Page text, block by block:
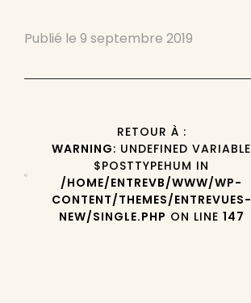
Publié le 9 septembre 2019
RETOUR À :
WARNING: UNDEFINED VARIABLE
$POSTTYPEHUM IN
/HOME/ENTREVB/WWW/WP-
CONTENT/THEMES/ENTREVUES-
NEW/SINGLE.PHP ON LINE 147